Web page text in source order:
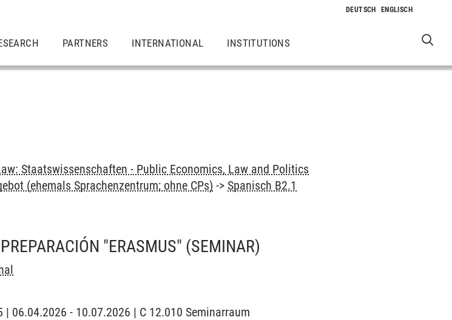
PARTNERS INTERNATIONAL INSTITUTIONS
Staatswissenschaften - Public Economics, Law and Politics
(ehemals Sprachenzentrum; ohne CPs) -> Spanisch B2.1
"ERASMUS" (SEMINAR)
06.04.2026 - 10.07.2026 | C 12.010 Seminarraum